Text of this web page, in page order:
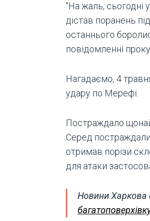
"На жаль, сьогодні
дістав поранень
останнього
повідомленні
Нагадаємо, 4
удару по Мерефі.
Постраждало
Серед
отримав порізи
для атаки
Новини Харкова